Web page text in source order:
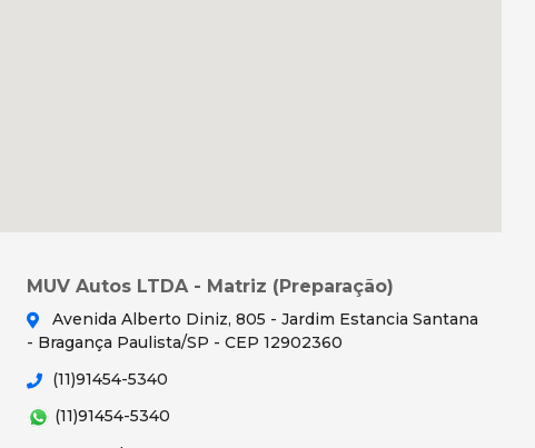
MUV Autos LTDA - Matriz (Preparação)
Avenida Alberto Diniz, 805 - Jardim Estancia Santana
- Bragança Paulista/SP - CEP 12902360
(11)91454-5340
(11)91454-5340